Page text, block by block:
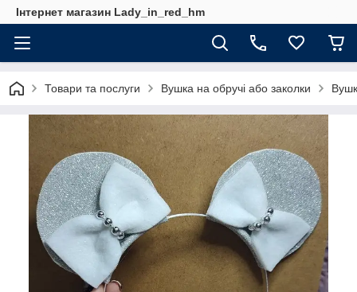
Інтернет магазин Lady_in_red_hm
Товари та послуги Вушка на обручі або заколки